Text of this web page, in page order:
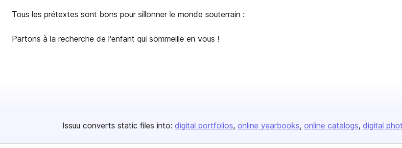
Tous les prétextes sont bons pour sillonner le monde souterrain :
Partons à la recherche de l'enfant qui sommeille en vous !
Issuu converts static files into: digital portfolios online yearbooks online catalogs digital